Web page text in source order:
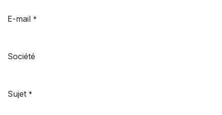
E-mail *
Société
Sujet *